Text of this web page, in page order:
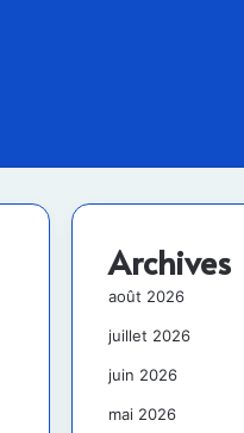
Archives
août 2026
juillet 2026
juin 2026
mai 2026